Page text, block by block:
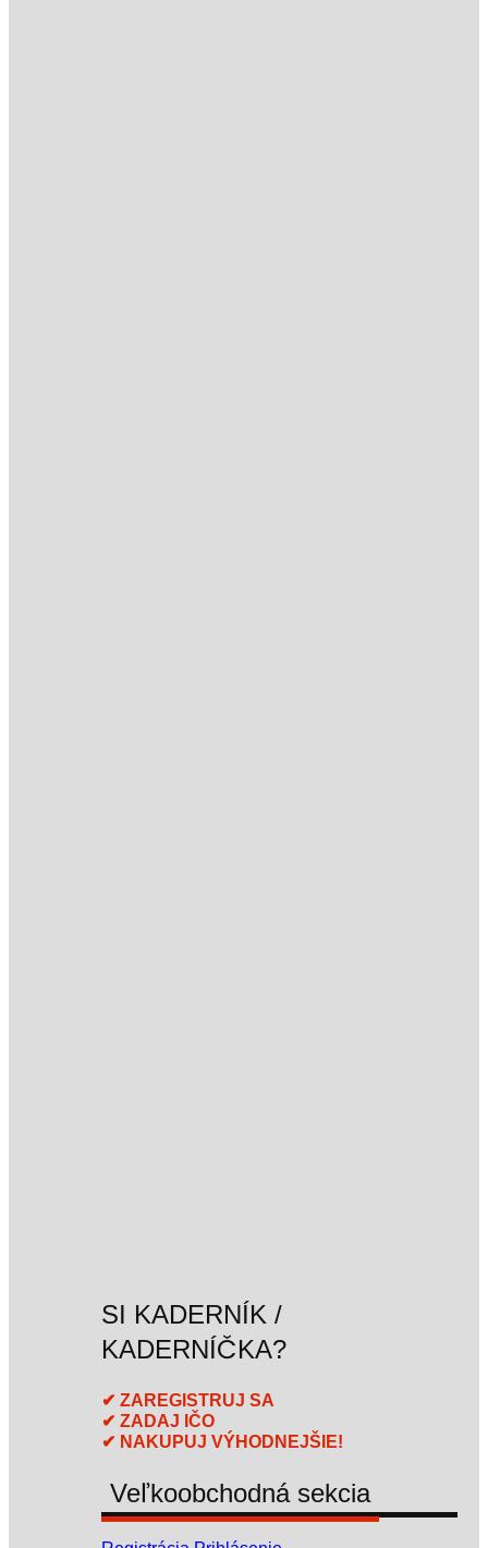
SI KADERNÍK /
KADERNÍČKA?
✔ ZAREGISTRUJ SA
✔ ZADAJ IČO
✔ NAKUPUJ VÝHODNEJŠIE!
Veľkoobchodná sekcia